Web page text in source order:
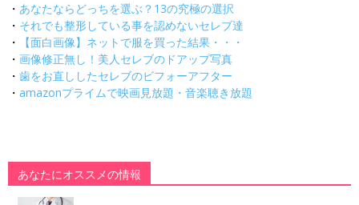
・ あなたならどっちを選ぶ？13の究極の選択
・ それでも整形している事を認めないセレブ達
・
【面白画像】ネットで服を買った結果・・・
・ 画像修正無し！美人セレブのドアップ写真
・ 歯をお直ししたセレブのビフォーアフター
・ amazonプライムで映画見放題・音楽聴き放題
あなたにオススメの情報